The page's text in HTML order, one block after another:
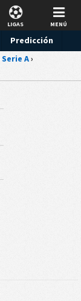
LIGAS MENÚ
Predicción
Serie A›